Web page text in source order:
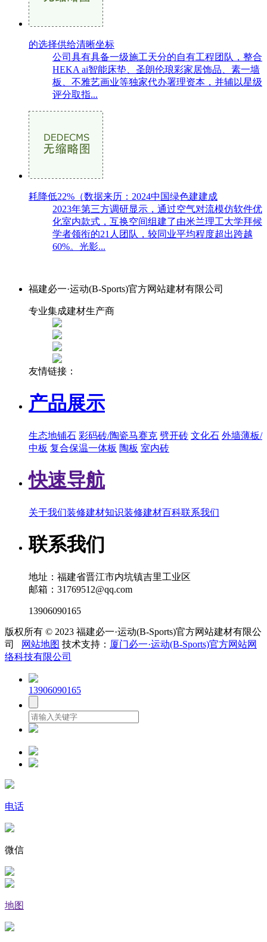
的选择供给清晰坐标
公司具有具备一级施工天分的自有工程团队，整合
HEKA ai智能床垫、圣朗伦琅彩家居饰品、素一墙
板、不雅艺画业等独家代办署理资本，并辅以星级
评分取指...
耗降低22%（数据来历：2024中国绿色建建成
2023年第三方调研显示，通过空气对流模仿软件优
化室内款式，互换空间组建了由米兰理工大学拜候
学者领衔的21人团队，较同业平均程度超出跨越
60%。光影...
福建必一·运动(B-Sports)官方网站建材有限公司
专业集成建材生产商
友情链接：
产品展示
生态地铺石 彩码砖/陶瓷马赛克 劈开砖 文化石 外墙薄板/
中板 复合保温一体板 陶板 室内砖
快速导航
关于我们装修建材知识装修建材百科联系我们
联系我们
地址：福建省晋江市内坑镇吉里工业区
邮箱：31769512@qq.com
13906090165
版权所有 © 2023 福建必一·运动(B-Sports)官方网站建材有限公
司
网站地图 技术支持： 厦门必一·运动(B-Sports)官方网站网
络科技有限公司
13906090165
电话
微信
地图